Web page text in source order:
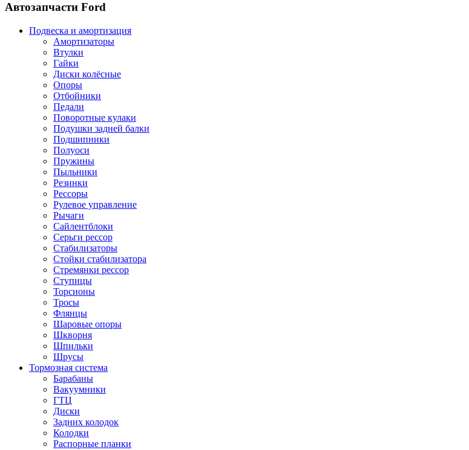
Автозапчасти Ford
Подвеска и амортизация
Амортизаторы
Втулки
Гайки
Диски колёсные
Опоры
Отбойники
Педали
Поворотные кулаки
Подушки задней балки
Подшипники
Полуоси
Пружины
Пыльники
Резинки
Рессоры
Рулевое управление
Рычаги
Сайлентблоки
Серьги рессор
Стабилизаторы
Стойки стабилизатора
Стремянки рессор
Ступицы
Торсионы
Тросы
Флянцы
Шаровые опоры
Шкворня
Шпильки
Шрусы
Тормозная система
Барабаны
Вакуумники
ГТЦ
Диски
Задних колодок
Колодки
Распорные планки